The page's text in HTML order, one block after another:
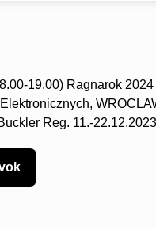
19.00) Ragnarok 2024
Reg. 11.-22.12.2023